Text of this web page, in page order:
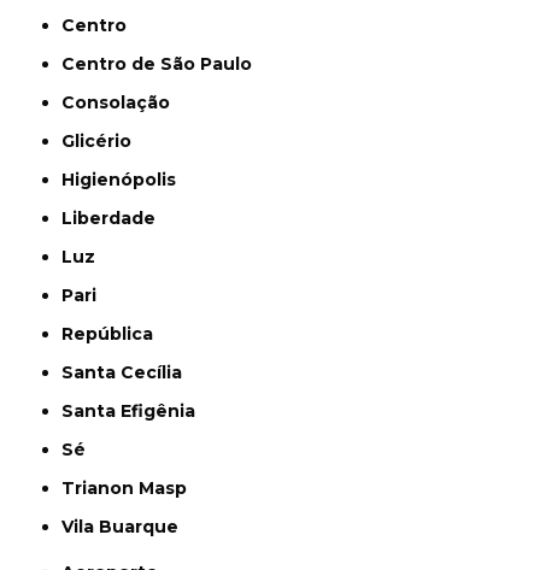
Centro
Centro de São Paulo
Consolação
Glicério
Higienópolis
Liberdade
Luz
Pari
República
Santa Cecília
Santa Efigênia
Sé
Trianon Masp
Vila Buarque